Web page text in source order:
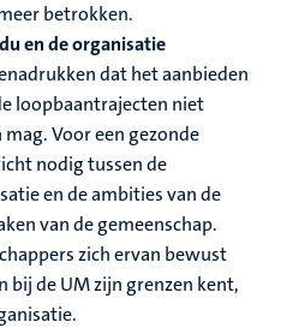
betrokken.
en de organisatie
dat het aanbieden
loopbaantrajecten niet
Voor een gezonde
nodig tussen de
en de ambities van de
van de gemeenschap.
zich ervan bewust
bij de UM zijn grenzen kent,